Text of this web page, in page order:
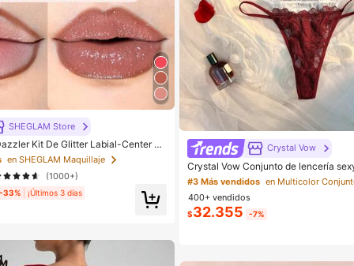
SHEGLAM Store
Kit De Glitter Labial-Center St
De Belleza CosméTica Maquill
Y NiñAs
en SHEGLAM Maquillaje
(1000+)
-33%
¡Últimos 3 días
Crystal Vow
Crystal Vow Conjunto de lencería
n encaje y patchwork con cierre
es
#3 Más vendidos
400+ vendidos
$32.355 -7%